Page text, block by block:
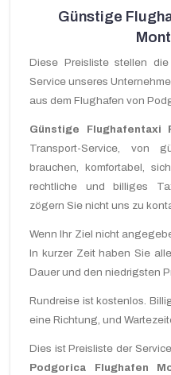
Günstige
Diese Preisliste stellen
Service unseres
aus dem Flughafen von
Günstige Flughafentaxi
Transport-Service, von
brauchen,
komfortabel,
rechtliche und
billiges
zögern Sie nicht uns zu
Wenn Ihr Ziel nicht
In kurzer Zeit haben Sie
Dauer und den niedrigsten
Rundreise ist kostenlos.
eine Richtung, und
Dies ist Preisliste der Service
Podgorica Flughafen